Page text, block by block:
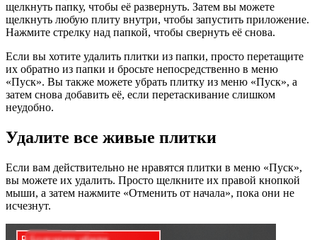
щелкнуть папку, чтобы её развернуть. Затем вы можете
щелкнуть любую плиту внутри, чтобы запустить приложение.
Нажмите стрелку над папкой, чтобы свернуть её снова.
Если вы хотите удалить плитки из папки, просто перетащите
их обратно из папки и бросьте непосредственно в меню
«Пуск». Вы также можете убрать плитку из меню «Пуск», а
затем снова добавить её, если перетаскивание слишком
неудобно.
Удалите все живые плитки
Если вам действительно не нравятся плитки в меню «Пуск»,
вы можете их удалить. Просто щелкните их правой кнопкой
мыши, а затем нажмите «Отменить от начала», пока они не
исчезнут.